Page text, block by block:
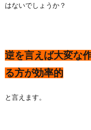
はないでしょうか？
逆を言えば大変な
る方が効率的
と言えます。